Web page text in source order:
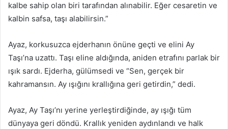
kalbe sahip olan biri tarafından alınabilir. Eğer cesaretin ve
kalbin safsa, taşı alabilirsin.”
Ayaz, korkusuzca ejderhanın önüne geçti ve elini Ay
Taşı’na uzattı. Taşı eline aldığında, aniden etrafını parlak bir
ışık sardı. Ejderha, gülümsedi ve “Sen, gerçek bir
kahramansın. Ay ışığını krallığına geri getirdin,” dedi.
Ayaz, Ay Taşı’nı yerine yerleştirdiğinde, ay ışığı tüm
dünyaya geri döndü. Krallık yeniden aydınlandı ve halk